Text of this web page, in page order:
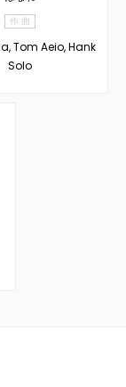
作 曲
Tom Aeio, Hank
Solo